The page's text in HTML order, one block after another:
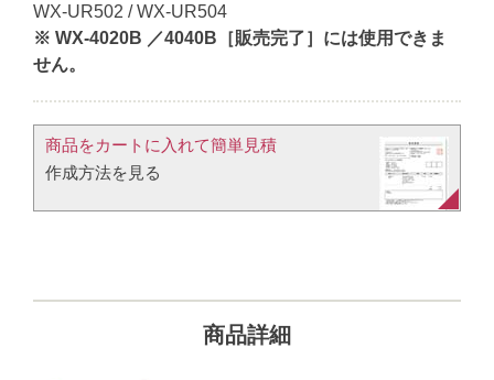
WX-UR502 / WX-UR504
※ WX-4020B ／4040B［販売完了］には使用できま
せん。
商品をカートに入れて簡単見積​
作成方法を見る​​
商品詳細